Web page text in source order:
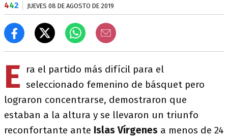
442 JUEVES 08 DE AGOSTO DE 2019
E
ra el partido más difícil para el
seleccionado femenino de básquet pero
lograron concentrarse, demostraron que
estaban a la altura y se llevaron un triunfo
reconfortante ante Islas Vírgenes a menos de 24